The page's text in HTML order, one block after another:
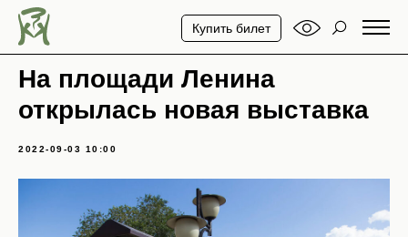
Купить билет
На площади Ленина
открылась новая выставка
2022-09-03 10:00